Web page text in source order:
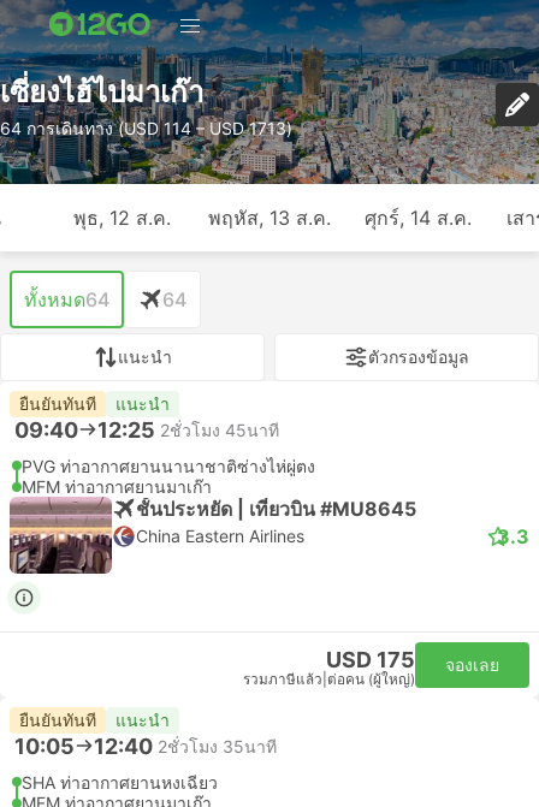
เซี่ยงไฮ้ไปมาเก๊า
64 การเดินทาง (USD 114 – USD 1713)
พุธ, 12 ส.ค. พฤหัส, 13 ส.ค. ศุกร์, 14 ส.ค. เส
ทั้งหมด64 64
แนะนำ ตัวกรองข้อมูล
ยืนยันทันที แนะนำ
09:40 12:25 2ชั่วโมง 45นาที
PVG ท่าอากาศยานนานาชาติซ่างไห่ผู่ตง
MFM ท่าอากาศยานมาเก๊า
ชั้นประหยัด | เที่ยวบิน #MU8645
China Eastern Airlines 3.3
USD 175
รวมภาษีแล้ว ต่อคน (ผู้ใหญ่)
จองเลย
ยืนยันทันที แนะนำ
10:05 12:40 2ชั่วโมง 35นาที
SHA ท่าอากาศยานหงเฉียว
MFM ท่าอากาศยานมาเก๊า